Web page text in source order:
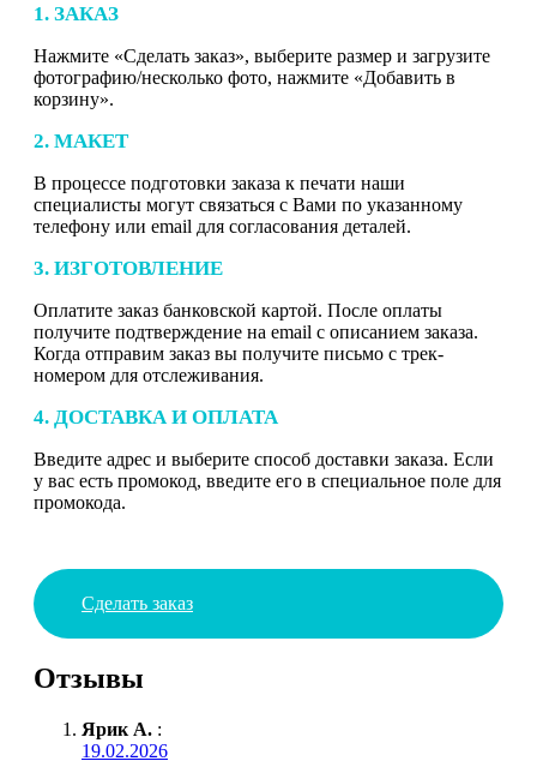
1. ЗАКАЗ
Нажмите «Сделать заказ», выберите размер и загрузите
фотографию/несколько фото, нажмите «Добавить в
корзину».
2. МАКЕТ
В процессе подготовки заказа к печати наши
специалисты могут связаться с Вами по указанному
телефону или email для согласования деталей.
3. ИЗГОТОВЛЕНИЕ
Оплатите заказ банковской картой. После оплаты
получите подтверждение на email с описанием заказа.
Когда отправим заказ вы получите письмо с трек-
номером для отслеживания.
4. ДОСТАВКА И ОПЛАТА
Введите адрес и выберите способ доставки заказа. Если
у вас есть промокод, введите его в специальное поле для
промокода.
Сделать заказ
Отзывы
Ярик А. :
19.02.2026